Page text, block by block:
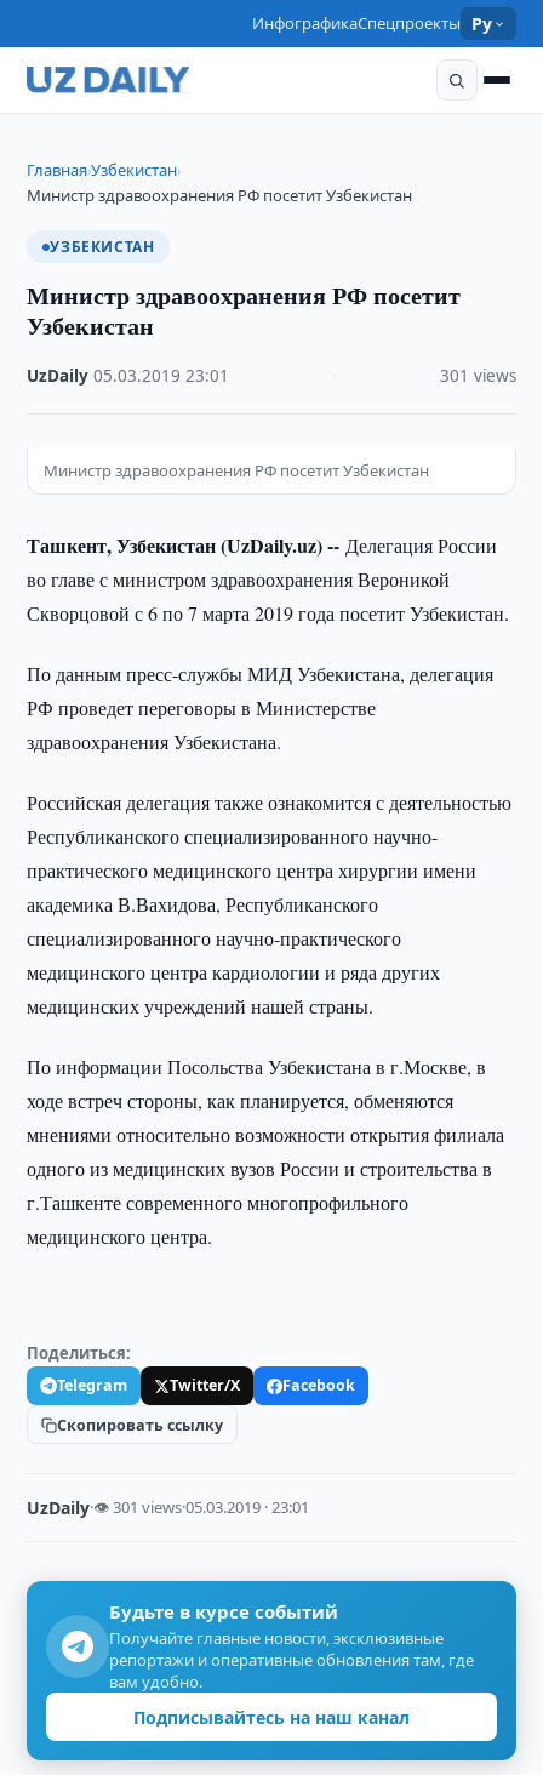
ИнфографикаСпецпроекты Ру
Главная›Узбекистан›
Министр здравоохранения РФ посетит Узбекистан
УЗБЕКИСТАН
Министр здравоохранения РФ посетит
Узбекистан
UzDaily ·05.03.2019 ·23:01 301 views
Министр здравоохранения РФ посетит Узбекистан
Ташкент, Узбекистан (UzDaily.uz) --Делегация России
во главе с министром здравоохранения Вероникой
Скворцовой с 6 по 7 марта 2019 года посетит Узбекистан.
По данным пресс-службы МИД Узбекистана, делегация
РФ проведет переговоры в Министерстве
здравоохранения Узбекистана.
Российская делегация также ознакомится с деятельностью
Республиканского специализированного научно-
практического медицинского центра хирургии имени
академика В.Вахидова, Республиканского
специализированного научно-практического
медицинского центра кардиологии и ряда других
медицинских учреждений нашей страны.
По информации Посольства Узбекистана в г.Москве, в
ходе встреч стороны, как планируется, обменяются
мнениями относительно возможности открытия филиала
одного из медицинских вузов России и строительства в
г.Ташкенте современного многопрофильного
медицинского центра.
Поделиться:
Telegram Twitter/X
Facebook
Скопировать ссылку
UzDaily·👁 301 views·05.03.2019 · 23:01
Будьте в курсе событий
Получайте главные новости, эксклюзивные
репортажи и оперативные обновления там, где
вам удобно.
Подписывайтесь на наш канал